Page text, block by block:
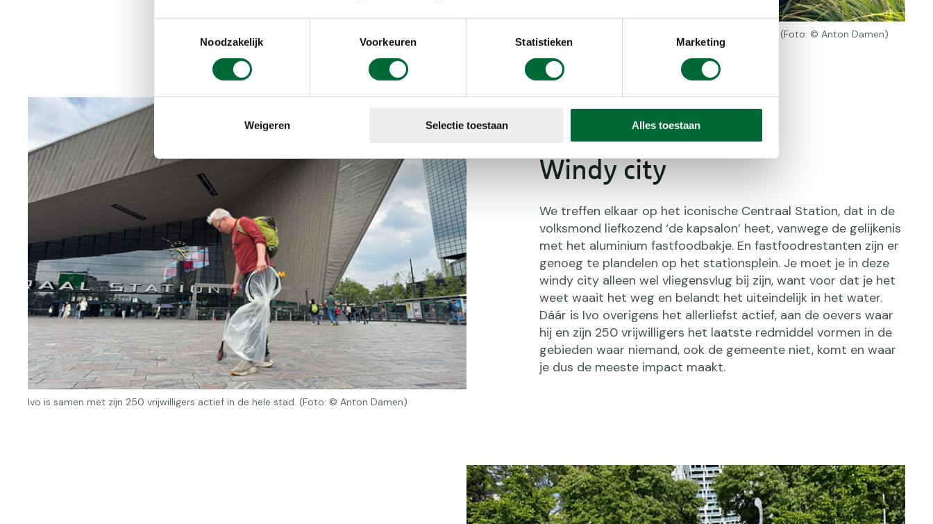
Noodzakelijk
Voorkeuren Statistieken Marketing
Weigeren Selectie toestaan Alles toestaan
Ivo Rodermans behoord tot de lokale opruimhelden van Rotterdam. (Foto: © Anton Damen)
Ivo is samen met zijn 250 vrijwilligers actief in de hele stad. (Foto: © Anton Damen)
Windy city
We treffen elkaar op het iconische Centraal Station, dat in de
volksmond liefkozend ‘de kapsalon’ heet, vanwege de gelijkenis
met het aluminium fastfoodbakje. En fastfoodrestanten zijn er
genoeg te plandelen op het stationsplein. Je moet je in deze
windy city alleen wel vliegensvlug bij zijn, want voor dat je het
weet waait het weg en belandt het uiteindelijk in het water.
Dáár is Ivo overigens het allerliefst actief, aan de oevers waar
hij en zijn 250 vrijwilligers het laatste redmiddel vormen in de
gebieden waar niemand, ook de gemeente niet, komt en waar
je dus de meeste impact maakt.